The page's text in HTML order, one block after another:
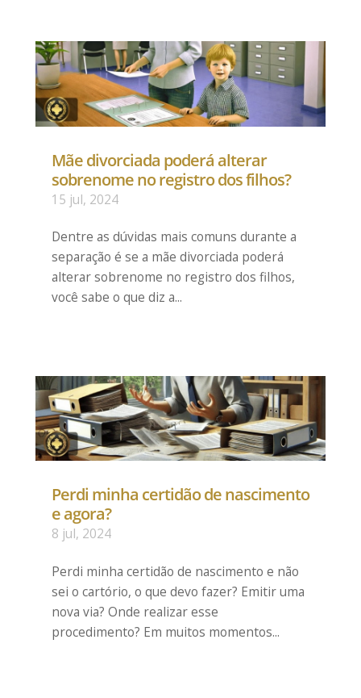
Mãe divorciada poderá alterar
sobrenome no registro dos filhos?
15 jul, 2024
Dentre as dúvidas mais comuns durante a
separação é se a mãe divorciada poderá
alterar sobrenome no registro dos filhos,
você sabe o que diz a...
Perdi minha certidão de nascimento
e agora?
8 jul, 2024
Perdi minha certidão de nascimento e não
sei o cartório, o que devo fazer? Emitir uma
nova via? Onde realizar esse
procedimento? Em muitos momentos...